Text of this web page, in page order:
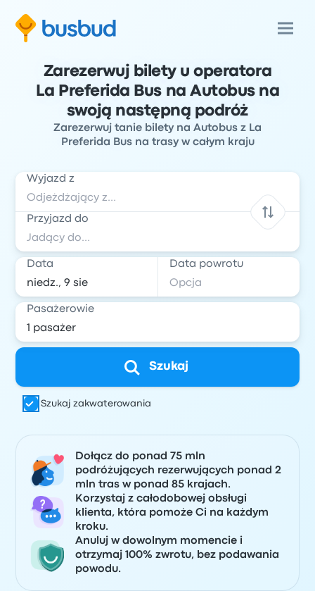
Zarezerwuj bilety u operatora
La Preferida Bus na Autobus na
swoją następną podróż
Zarezerwuj tanie bilety na Autobus z La
Preferida Bus na trasy w całym kraju
Wyjazd z
Przyjazd do
Data Data powrotu
Pasażerowie
Szukaj
Szukaj zakwaterowania
Dołącz do ponad 75 mln
podróżujących rezerwujących ponad 2
mln tras w ponad 85 krajach.
Korzystaj z całodobowej obsługi
klienta, która pomoże Ci na każdym
kroku.
Anuluj w dowolnym momencie i
otrzymaj 100% zwrotu, bez podawania
powodu.